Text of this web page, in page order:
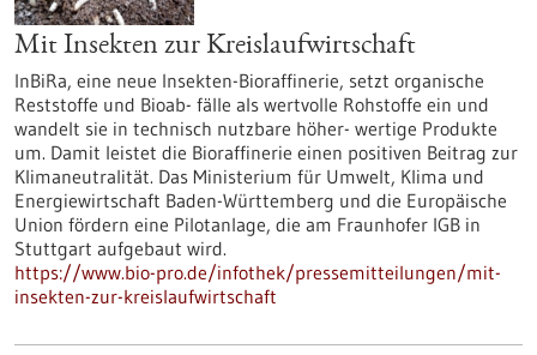
Mit Insekten zur Kreislaufwirtschaft
InBiRa, eine neue Insekten-Bioraffinerie, setzt organische
Reststoffe und Bioab- fälle als wertvolle Rohstoffe ein und
wandelt sie in technisch nutzbare höher- wertige Produkte
um. Damit leistet die Bioraffinerie einen positiven Beitrag zur
Klimaneutralität. Das Ministerium für Umwelt, Klima und
Energiewirtschaft Baden-Württemberg und die Europäische
Union fördern eine Pilotanlage, die am Fraunhofer IGB in
Stuttgart aufgebaut wird.
https://www.bio-pro.de/infothek/pressemitteilungen/mit-
insekten-zur-kreislaufwirtschaft